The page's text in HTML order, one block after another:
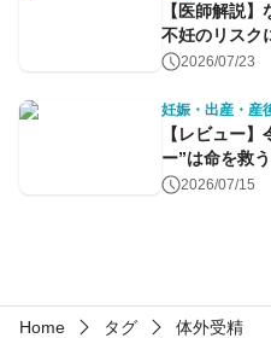
【医師解説
不妊のリスク
2026/07/23
妊娠・出産・産
【レビュー
ー”は命を救
第1話2026/07/15
Home タグ 体外受精